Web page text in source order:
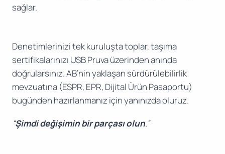
sağlar.
Denetimlerinizi tek kuruluşta toplar, taşıma
sertifikalarınızı USB Pruva üzerinden anında
doğrularsınız. AB’nin yaklaşan sürdürülebilirlik
mevzuatına (ESPR, EPR, Dijital Ürün Pasaportu)
bugünden hazırlanmanız için yanınızda oluruz.
“Şimdi değişimin bir parçası olun.”